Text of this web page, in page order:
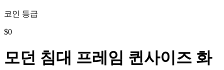
코인 등급
$0
모던 침대 프레임 퀸사이즈 화